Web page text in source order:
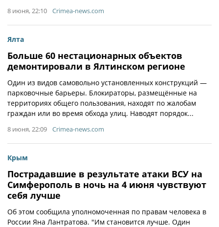
8 июня, 22:10 Crimea-news.com
Ялта
Больше 60 нестационарных объектов
демонтировали в Ялтинском регионе
Один из видов самовольно установленных конструкций —
парковочные барьеры. Блокираторы, размещённые на
территориях общего пользования, находят по жалобам
граждан или во время обхода улиц. Наводят порядок...
8 июня, 22:09 Crimea-news.com
Крым
Пострадавшие в результате атаки ВСУ на
Симферополь в ночь на 4 июня чувствуют
себя лучше
Об этом сообщила уполномоченная по правам человека в
России Яна Лантратова. "Им становится лучше. Один